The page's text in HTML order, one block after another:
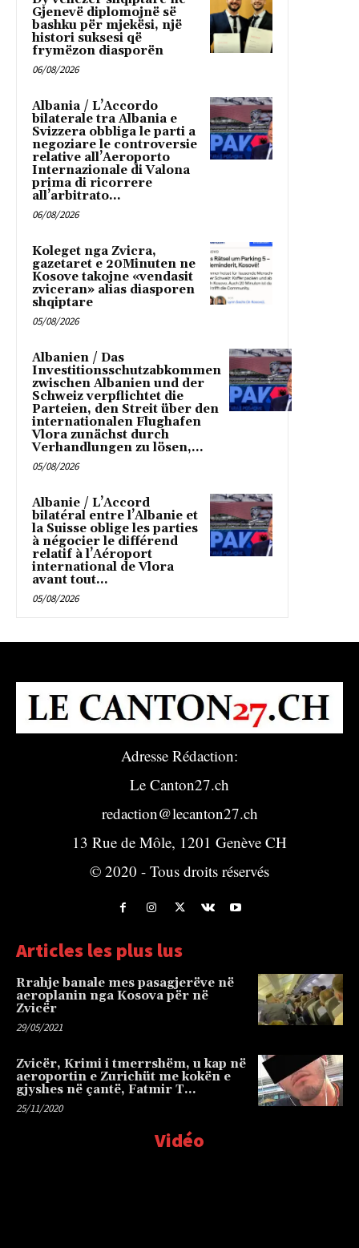
Gjenevë diplomojnë së
bashku për mjekësi, një
histori suksesi që
frymëzon diasporën
06/08/2026
Albania / L’Accordo
bilaterale tra Albania e
Svizzera obbliga le parti a
negoziare le controversie
relative all’Aeroporto
Internazionale di Valona
prima di ricorrere
all’arbitrato...
06/08/2026
Koleget nga Zvicra,
gazetaret e 20Minuten ne
Kosove takojne «vendasit
zviceran» alias diasporen
shqiptare
05/08/2026
Albanien / Das
Investitionsschutzabkommen
zwischen Albanien und der
Schweiz verpflichtet die
Parteien, den Streit über den
internationalen Flughafen
Vlora zunächst durch
Verhandlungen zu lösen,...
05/08/2026
Albanie / L’Accord
bilatéral entre l’Albanie et
la Suisse oblige les parties
à négocier le différend
relatif à l’Aéroport
international de Vlora
avant tout...
05/08/2026
Adresse Rédaction:
Le Canton27.ch
redaction@lecanton27.ch
13 Rue de Môle, 1201 Genève CH
© 2020 - Tous droits réservés
Articles les plus lus
Rrahje banale mes pasagjerëve në
aeroplanin nga Kosova për në
Zvicër
29/05/2021
Zvicër, Krimi i tmerrshëm, u kap në
aeroportin e Zurichüt me kokën e
gjyshes në çantë, Fatmir T…
25/11/2020
Vidéo